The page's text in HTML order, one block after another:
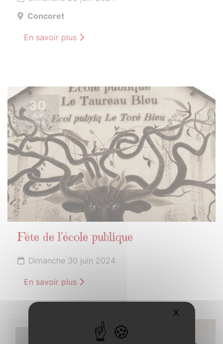
Concoret
En savoir plus
30
JUIN
2024
Fête de l’école publique
Dimanche 30 juin 2024
En savoir plus
X Masquer